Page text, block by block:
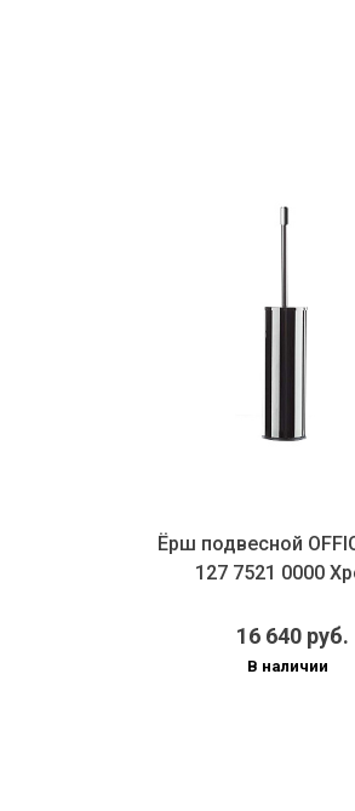
Ёрш подвесной
127 7521 0000
16 640 руб.
В наличии